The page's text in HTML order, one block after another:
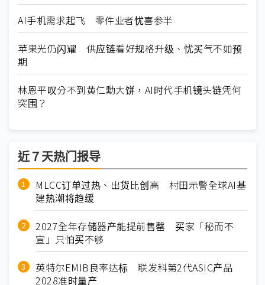
AI手机需求起飞 零件业者忧喜参半
苹果光仍闪耀 供应链看好规格升级、忧买气不如预
期
林恩平叹分不到黄仁勳大饼，AI时代手机镜头链凭何
突围？
近７天热门报导
MLCC订单过热、出货比创高 村田示警全球AI基
建热潮将趋缓
2027全年存储器产能提前售罄 买家「秘而不
宣」只怕买不够
英特尔EMIB良率达标 联发科第2代ASIC产品
2028准时量产